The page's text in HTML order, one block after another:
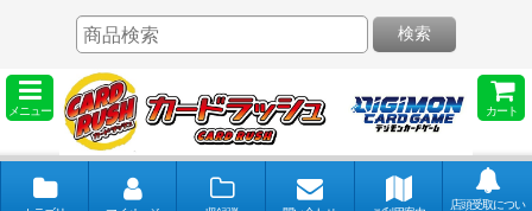
メニュー カート
検索
店頭受取につい